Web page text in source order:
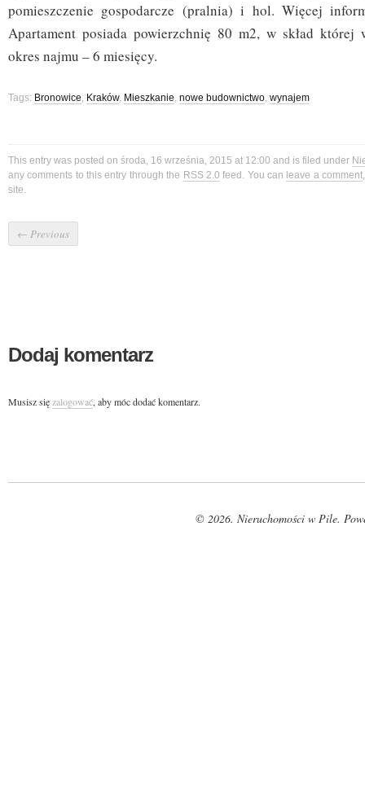
pomieszczenie gospodarcze (pralnia) i hol. Więcej
Apartament posiada powierzchnię 80 m2, w skład której
okres najmu – 6 miesięcy.
Tags: Bronowice, Kraków, Mieszkanie, nowe budownictwo, wynajem
This entry was posted on środa, 16 września, 2015 at 12:00 and is filed under
any comments to this entry through the RSS 2.0 feed. You can leave a comment
site.
← Previous
Dodaj komentarz
Musisz sięzalogować, aby móc dodać komentarz.
© 2026. Nieruchomości w Pile.